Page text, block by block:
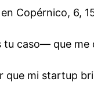
Copérnico, 6,
tu caso— que me
que mi startup